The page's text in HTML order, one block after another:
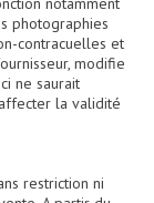
photographies
contracuelles et
modifie
ne saurait
la validité
restriction ni